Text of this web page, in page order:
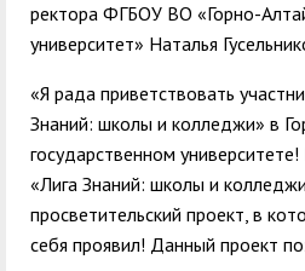
ректора ФГБОУ ВО «Горно-
университет» Наталья
«Я рада приветствовать
Знаний: школы и колледжи» в
государственном
«Лига Знаний: школы и
просветительский проект, в
себя проявил! Данный проект